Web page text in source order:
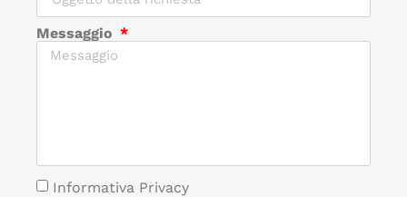
Messaggio
Informativa Privacy